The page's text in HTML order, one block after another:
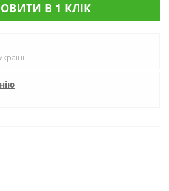
В 1 КЛІК